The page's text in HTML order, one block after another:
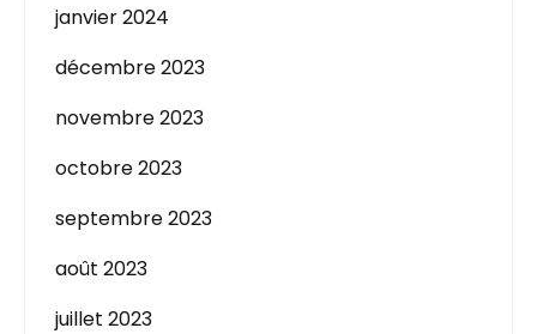
janvier 2024
décembre 2023
novembre 2023
octobre 2023
septembre 2023
août 2023
juillet 2023